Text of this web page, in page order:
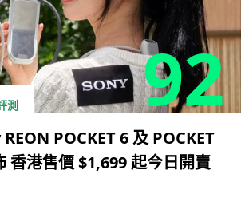
92
測
REON POCKET 6 及 POCKET
香港售價 $1,699 起今日開賣